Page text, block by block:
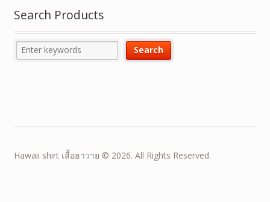
Search Products
Hawaii shirt เสื้อฮาวาย © 2026. All Rights Reserved.